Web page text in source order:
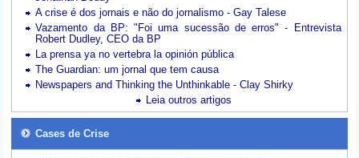
A crise é dos jornais e não do jornalismo - Gay Talese
Vazamento da BP: "Foi uma sucessão de erros" - Entrevista
Robert Dudley, CEO da BP
La prensa ya no vertebra la opinión pública
The Guardian: um jornal que tem causa
Newspapers and Thinking the Unthinkable - Clay Shirky
Leia outros artigos
Cases de Crise